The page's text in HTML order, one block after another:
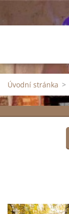
Úvodní stránka >